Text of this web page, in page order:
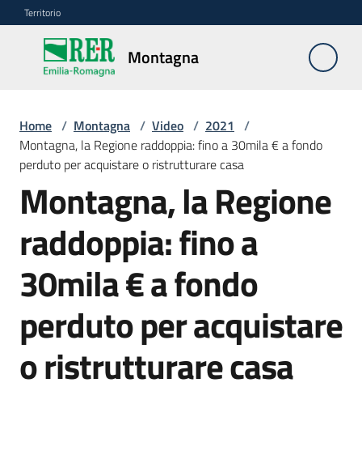
Vai al contenuto
Vai alla navigazione
Vai al footer
Territorio
Montagna
Montagna
Vivere
e
lavorare
Infrastrutture
e
sicurezza
del
territorio
Programmi
e
Home / Montagna / Video / 2021 /
Montagna, la Regione raddoppia: fino a 30mila € a fondo
perduto per acquistare o ristrutturare casa
Montagna, la Regione
raddoppia: fino a
30mila € a fondo
perduto per acquistare
o ristrutturare casa